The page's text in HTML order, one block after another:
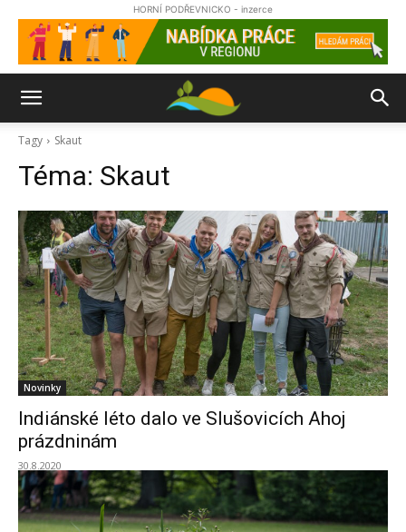
HORNÍ PODŘEVNICKO - inzerce
Tagy Skaut
Téma: Skaut
Novinky
Indiánské léto dalo ve Slušovicích Ahoj
prázdninám
30.8.2020